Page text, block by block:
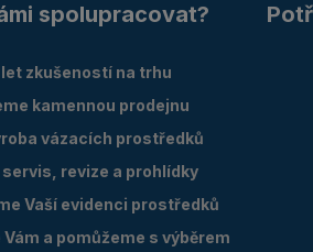
spolupracovat?
zkušeností na trhu
kamennou prodejnu
vázacích prostředků
revize a prohlídky
Vaší evidenci prostředků
a pomůžeme s výběrem